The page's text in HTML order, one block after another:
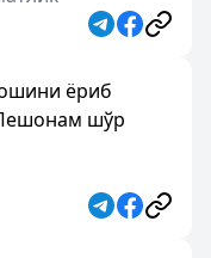
ёриб
шўр